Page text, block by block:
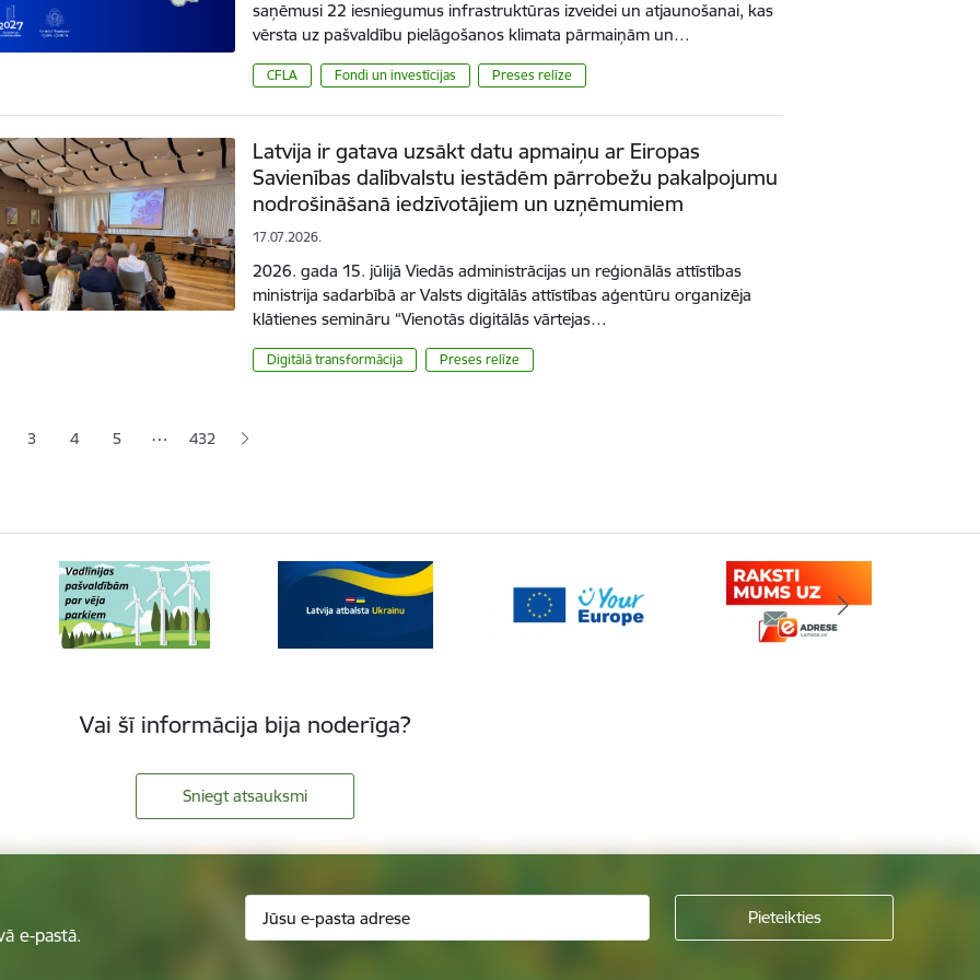
saņēmusi 22 iesniegumus infrastruktūras izveidei un atjaunošanai, kas
vērsta uz pašvaldību pielāgošanos klimata pārmaiņām un…
CFLA Fondi un investīcijas Preses relīze
Latvija ir gatava uzsākt datu apmaiņu ar Eiropas
Savienības dalībvalstu iestādēm pārrobežu pakalpojumu
nodrošināšanā iedzīvotājiem un uzņēmumiem
17.07.2026.
2026. gada 15. jūlijā Viedās administrācijas un reģionālās attīstības
ministrija sadarbībā ar Valsts digitālās attīstības aģentūru organizēja
klātienes semināru “Vienotās digitālās vārtejas…
Digitālā transformācija Preses relīze
lapaLapa
3 Lapa
4 Lapa
5 … 432
Vai šī informācija bija noderīga?
Sniegt atsauksmi
e-pastā.